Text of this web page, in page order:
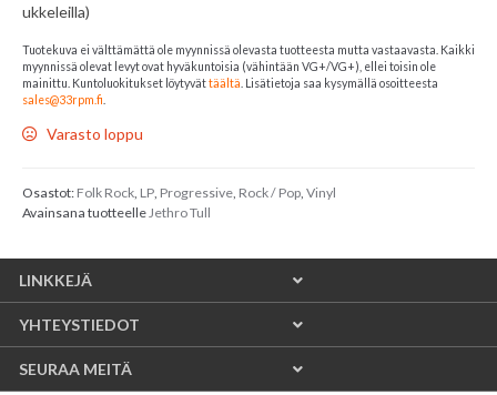
ukkeleilla)
Tuotekuva ei välttämättä ole myynnissä olevasta tuotteesta mutta vastaavasta. Kaikki
myynnissä olevat levyt ovat hyväkuntoisia (vähintään VG+/VG+), ellei toisin ole
mainittu. Kuntoluokitukset löytyvättäältä . Lisätietoja saa kysymällä osoitteesta
sales@33rpm.fi
Varasto loppu
Osastot: Folk Rock, LP, Progressive, Rock / Pop, Vinyl
Avainsana tuotteelle Jethro Tull
LINKKEJÄ
YHTEYSTIEDOT
SEURAA MEITÄ